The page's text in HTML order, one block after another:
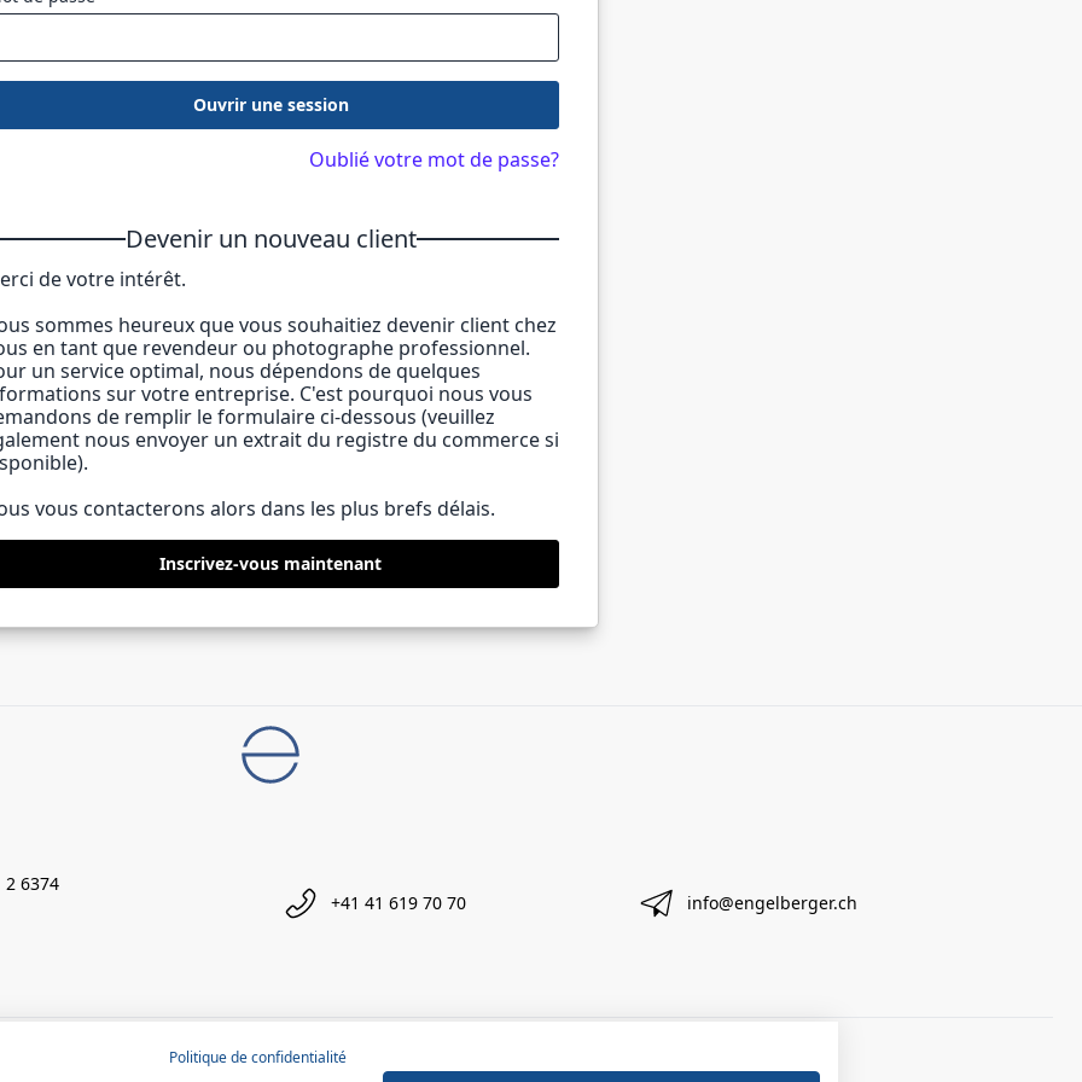
Ouvrir une session
Oublié votre mot de passe?
Devenir un nouveau client
de votre intérêt.
sommes heureux que vous souhaitiez devenir client chez
en tant que revendeur ou photographe professionnel.
un service optimal, nous dépendons de quelques
sur votre entreprise. C'est pourquoi nous vous
de remplir le formulaire ci-dessous (veuillez
nous envoyer un extrait du registre du commerce si
vous contacterons alors dans les plus brefs délais.
Inscrivez-vous maintenant
6374
+41 41 619 70 70
info@engelberger.ch
Politique de confidentialité